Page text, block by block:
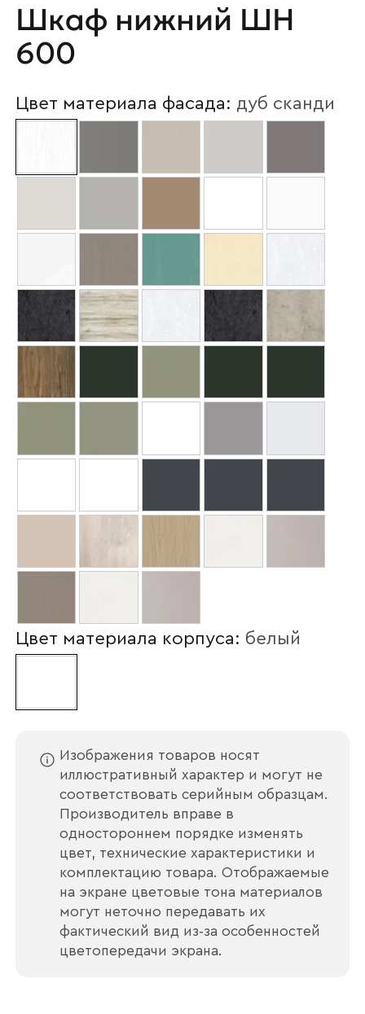
Шкаф нижний ШН
600
Цвет материала фасада: дуб сканди
Цвет материала корпуса: белый
Изображения товаров носят
иллюстративный характер и могут не
соответствовать серийным образцам.
Производитель вправе в
одностороннем порядке изменять
цвет, технические характеристики и
комплектацию товара. Отображаемые
на экране цветовые тона материалов
могут неточно передавать их
фактический вид из‑за особенностей
цветопередачи экрана.
Ваш email
Номер телефона
Прикрепите логотип
компании